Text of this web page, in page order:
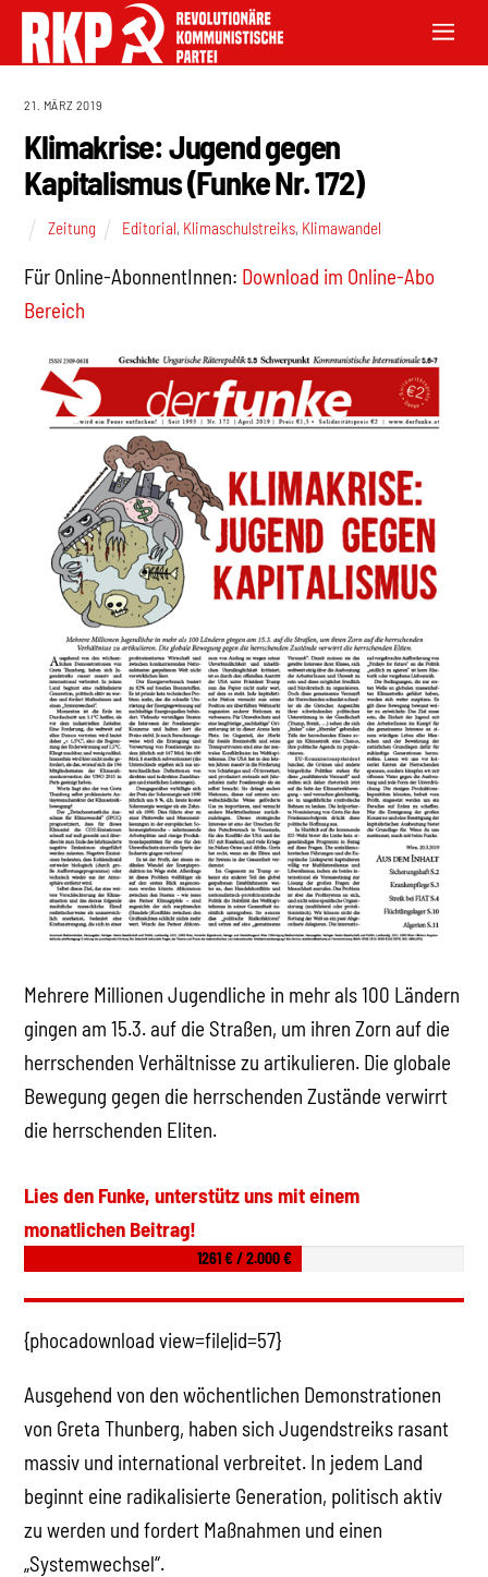
21. MÄRZ 2019
Klimakrise: Jugend gegen
Kapitalismus (Funke Nr. 172)
Zeitung Editorial, Klimaschulstreiks, Klimawandel
Für Online-AbonnentInnen: Download im Online-Abo
Bereich
Mehrere Millionen Jugendliche in mehr als 100 Ländern
gingen am 15.3. auf die Straßen, um ihren Zorn auf die
herrschenden Verhältnisse zu artikulieren. Die globale
Bewegung gegen die herrschenden Zustände verwirrt
die herrschenden Eliten.
Lies den Funke, unterstütz uns mit einem
monatlichen Beitrag!
1261 € / 2.000 €
{phocadownload view=file|id=57}
Ausgehend von den wöchentlichen Demonstrationen
von Greta Thunberg, haben sich Jugendstreiks rasant
massiv und international verbreitet. In jedem Land
beginnt eine radikalisierte Generation, politisch aktiv
zu werden und fordert Maßnahmen und einen
„Systemwechsel“.